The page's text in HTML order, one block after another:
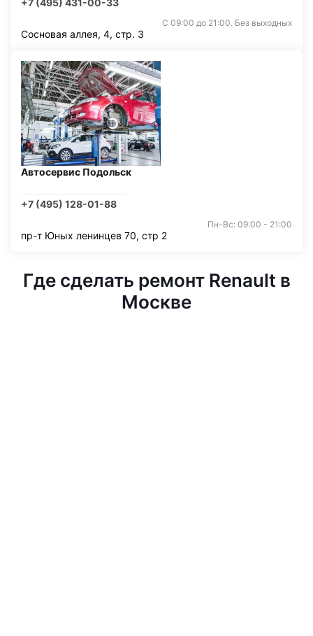
+7 (495) 431-00-33
С 09:00 до 21:00. Без выходных
Сосновая аллея, 4, стр. 3
Автосервис Подольск
+7 (495) 128-01-88
Пн-Вс: 09:00 - 21:00
пр-т Юных ленинцев 70, стр 2
Где сделать ремонт Renault в
Москве